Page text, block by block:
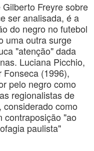
Freyre sobre
ser analisada, é a
do negro no futebol
uma outra surge
"atenção" dada
Luciana Picchio,
(1996),
pelo negro como
regionalistas de
como
contraposição "ao
paulista"